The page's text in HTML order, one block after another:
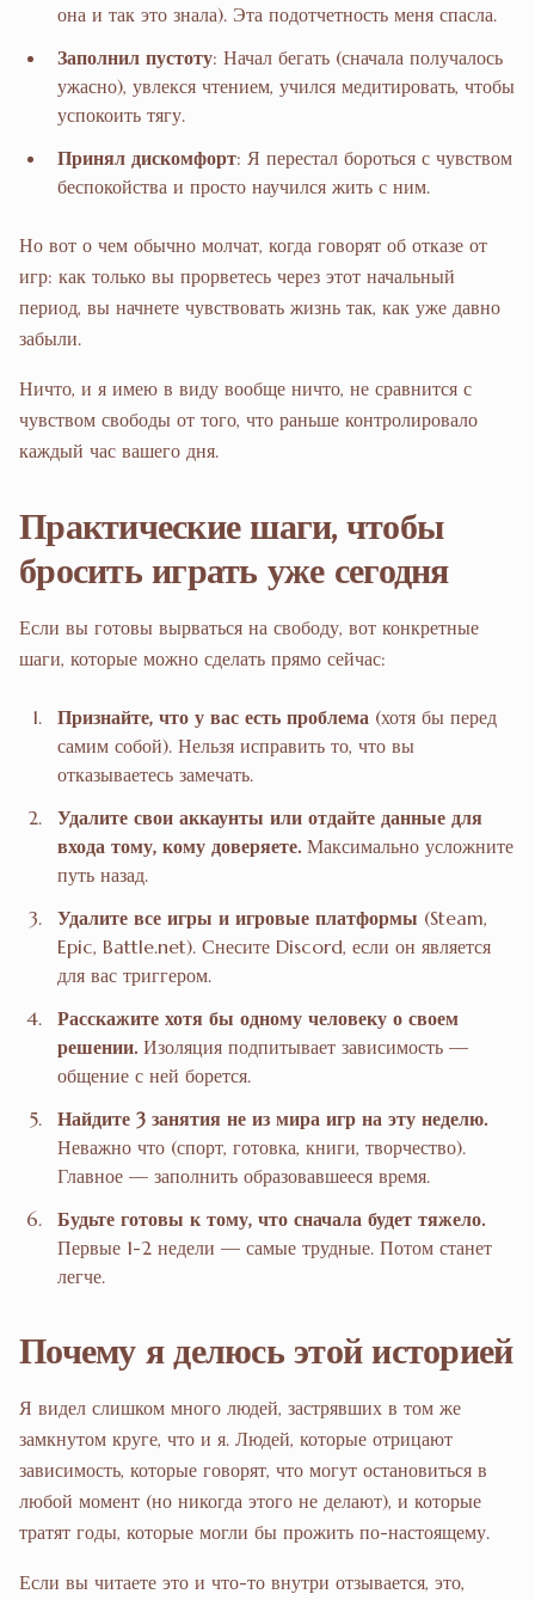
она и так это знала). Эта подотчетность меня спасла.
Заполнил пустоту: Начал бегать (сначала получалось
ужасно), увлекся чтением, учился медитировать, чтобы
успокоить тягу.
Принял дискомфорт: Я перестал бороться с чувством
беспокойства и просто научился жить с ним.
Но вот о чем обычно молчат, когда говорят об отказе от
игр: как только вы прорветесь через этот начальный
период, вы начнете чувствовать жизнь так, как уже давно
забыли.
Ничто, и я имею в виду вообще ничто, не сравнится с
чувством свободы от того, что раньше контролировало
каждый час вашего дня.
Практические шаги, чтобы
бросить играть уже сегодня
Если вы готовы вырваться на свободу, вот конкретные
шаги, которые можно сделать прямо сейчас:
Признайте, что у вас есть проблема (хотя бы перед
самим собой). Нельзя исправить то, что вы
отказываетесь замечать.
Удалите свои аккаунты или отдайте данные для
входа тому, кому доверяете. Максимально усложните
путь назад.
Удалите все игры и игровые платформы (Steam,
Epic, Battle.net). Снесите Discord, если он является
для вас триггером.
Расскажите хотя бы одному человеку о своем
решении. Изоляция подпитывает зависимость —
общение с ней борется.
Найдите 3 занятия не из мира игр на эту неделю.
Неважно что (спорт, готовка, книги, творчество).
Главное — заполнить образовавшееся время.
Будьте готовы к тому, что сначала будет тяжело.
Первые 1-2 недели — самые трудные. Потом станет
легче.
Почему я делюсь этой историей
Я видел слишком много людей, застрявших в том же
замкнутом круге, что и я. Людей, которые отрицают
зависимость, которые говорят, что могут остановиться в
любой момент (но никогда этого не делают), и которые
тратят годы, которые могли бы прожить по-настоящему.
Если вы читаете это и что-то внутри отзывается, это,